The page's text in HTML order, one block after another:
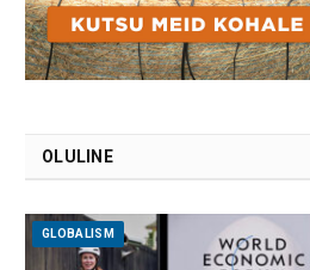
OLULINE
GLOBALISM